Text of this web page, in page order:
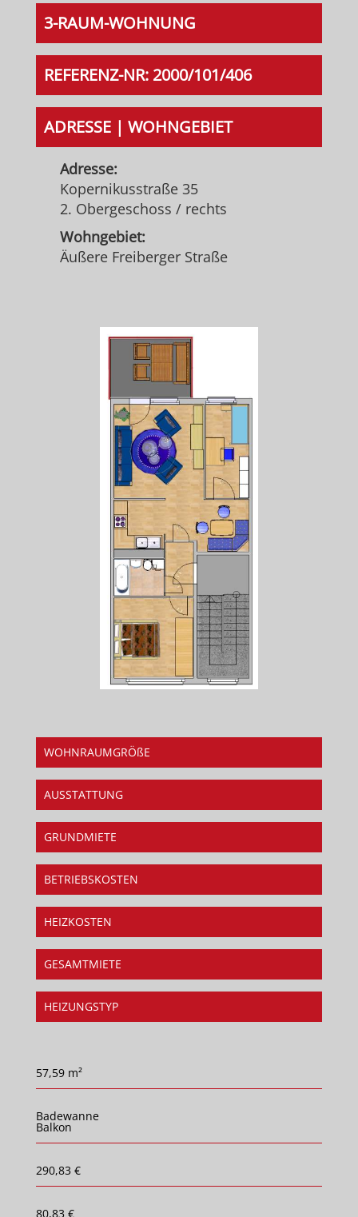
3-RAUM-WOHNUNG
REFERENZ-NR: 2000/101/406
ADRESSE | WOHNGEBIET
Adresse:
Kopernikusstraße 35
2. Obergeschoss / rechts
Wohngebiet:
Äußere Freiberger Straße
WOHNRAUMGRÖßE
AUSSTATTUNG
GRUNDMIETE
BETRIEBSKOSTEN
HEIZKOSTEN
GESAMTMIETE
HEIZUNGSTYP
57,59 m²
Badewanne
Balkon
290,83 €
80,83 €